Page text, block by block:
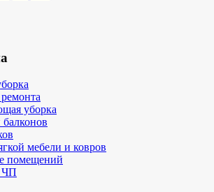
уборка
мебели и ковров
помещений
ЧП